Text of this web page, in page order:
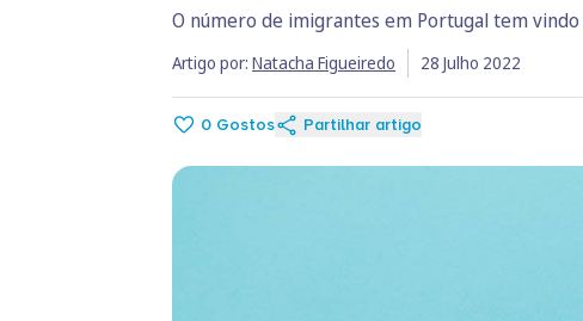
O número de imigrantes em Portugal tem
Artigo por: Natacha Figueiredo 28 Julho 2022
0 Gostos Partilhar artigo